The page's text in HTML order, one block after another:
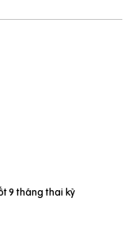
9 tháng thai kỳ